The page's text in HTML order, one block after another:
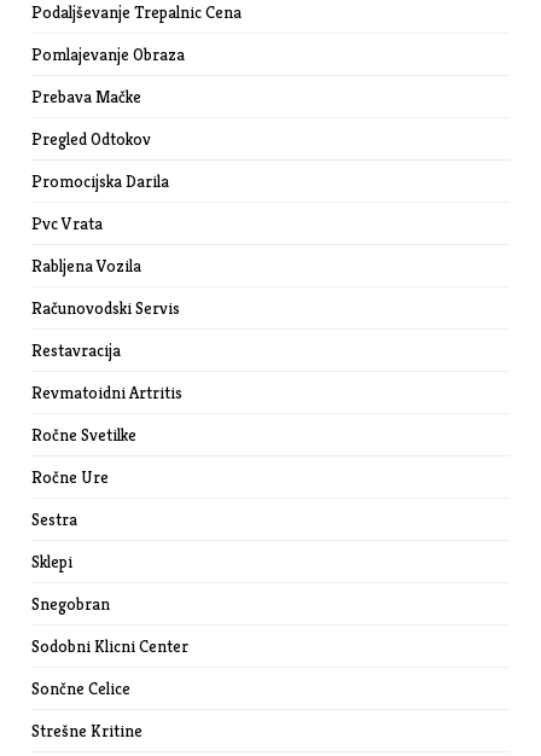
Podaljševanje Trepalnic Cena
Pomlajevanje Obraza
Prebava Mačke
Pregled Odtokov
Promocijska Darila
Pvc Vrata
Rabljena Vozila
Računovodski Servis
Restavracija
Revmatoidni Artritis
Ročne Svetilke
Ročne Ure
Sestra
Sklepi
Snegobran
Sodobni Klicni Center
Sončne Celice
Strešne Kritine